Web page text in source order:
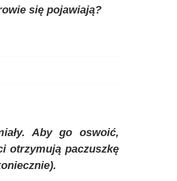
się pojawiają?
Aby go oswoić,
otrzymują paczuszkę